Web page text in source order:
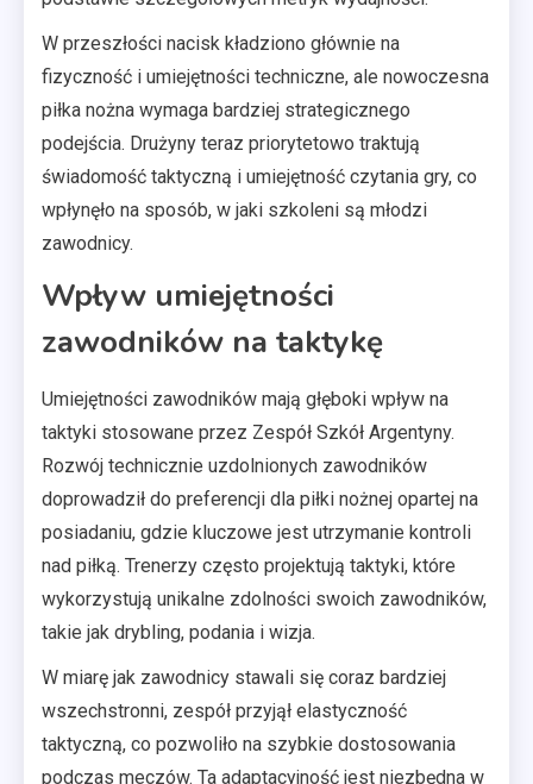
W przeszłości nacisk kładziono głównie na
fizyczność i umiejętności techniczne, ale nowoczesna
piłka nożna wymaga bardziej strategicznego
podejścia. Drużyny teraz priorytetowo traktują
świadomość taktyczną i umiejętność czytania gry, co
wpłynęło na sposób, w jaki szkoleni są młodzi
zawodnicy.
Wpływ umiejętności
zawodników na taktykę
Umiejętności zawodników mają głęboki wpływ na
taktyki stosowane przez Zespół Szkół Argentyny.
Rozwój technicznie uzdolnionych zawodników
doprowadził do preferencji dla piłki nożnej opartej na
posiadaniu, gdzie kluczowe jest utrzymanie kontroli
nad piłką. Trenerzy często projektują taktyki, które
wykorzystują unikalne zdolności swoich zawodników,
takie jak drybling, podania i wizja.
W miarę jak zawodnicy stawali się coraz bardziej
wszechstronni, zespół przyjął elastyczność
taktyczną, co pozwoliło na szybkie dostosowania
podczas meczów. Ta adaptacyjność jest niezbędna w